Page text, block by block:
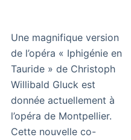
Une magnifique version
de l’opéra « Iphigénie en
Tauride » de Christoph
Willibald Gluck est
donnée actuellement à
l’opéra de Montpellier.
Cette nouvelle co-